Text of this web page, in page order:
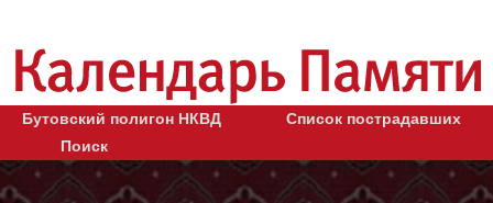
Бутовский полигон НКВД
Список пострадавших
Поиск